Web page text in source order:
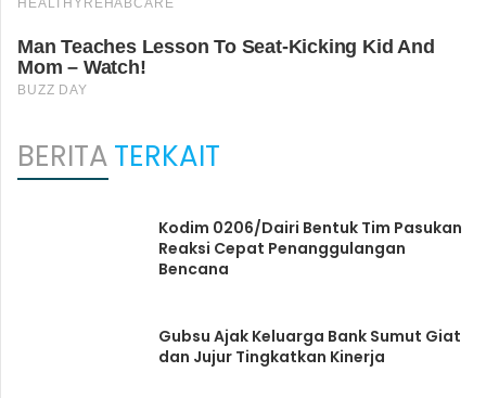
BERITATERKAIT
Kodim 0206/Dairi Bentuk Tim Pasukan
Reaksi Cepat Penanggulangan
Bencana
Gubsu Ajak Keluarga Bank Sumut Giat
dan Jujur Tingkatkan Kinerja